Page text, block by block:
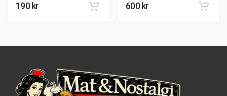
190 kr 600 kr